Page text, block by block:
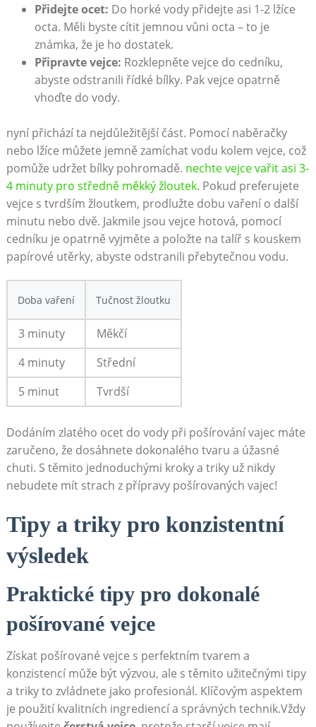
Přidejte ocet: Do horké vody přidejte asi 1-2 lžíce
octa. Měli byste cítit jemnou vůni octa – to je
známka, že je ho dostatek.
Připravte vejce: Rozklepněte vejce do cedníku,
abyste odstranili řídké bílky. Pak vejce opatrně
vhoďte do vody.
nyní přichází ta nejdůležitější část. Pomocí naběračky
nebo lžíce můžete jemně zamíchat vodu kolem vejce, což
pomůže udržet bílky pohromadě. nechte vejce vařit asi 3-
4 minuty pro středně měkký žloutek. Pokud preferujete
vejce s tvrdším žloutkem, prodlužte dobu vaření o další
minutu nebo dvě. Jakmile jsou vejce hotová, pomocí
cedníku je opatrně vyjměte a položte na talíř s kouskem
papírové utěrky, abyste odstranili přebytečnou vodu.
Doba vaření Tučnost žloutku
3 minuty
Měkčí
4 minuty
Střední
5 minut
Tvrdší
Dodáním zlatého ocet do vody při pošírování vajec máte
zaručeno, že dosáhnete dokonalého tvaru a úžasné
chuti. S těmito jednoduchými kroky a triky už nikdy
nebudete mít strach z přípravy pošírovaných vajec!
Tipy a triky pro konzistentní
výsledek
Praktické tipy pro dokonalé
pošírované vejce
Získat pošírované vejce s perfektním tvarem a
konzistencí může být výzvou, ale s těmito užitečnými tipy
a triky to zvládnete jako profesionál. Klíčovým aspektem
je použití kvalitních ingrediencí a správných technik.Vždy